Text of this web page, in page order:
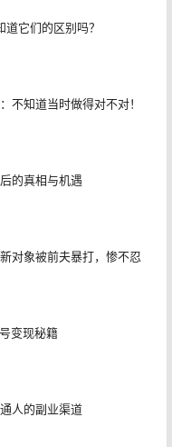
道它们的区别吗？
不知道当时做得对不对！
的真相与机遇
对象被前夫暴打，惨不忍
变现秘籍
人的副业渠道